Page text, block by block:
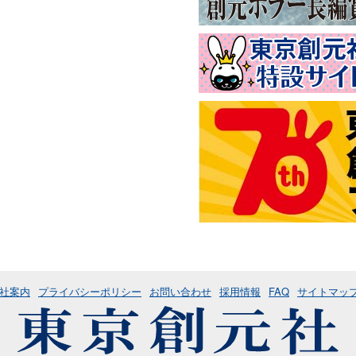
案内 プライバシーポリシー お問い合わせ 採用情報 FAQ サイトマッ